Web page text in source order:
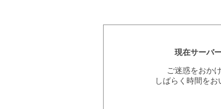
現在サーバ
ご迷惑をおか
しばらく時間を